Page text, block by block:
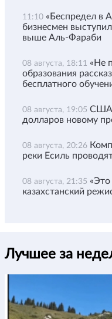
11:10 «Беспредел в
бизнесмен
выше Аль-Фараби
08 августа, 18:11 «Не
образования
бесплатного
08 августа, 19:05 США
долларов новому
08 августа, 20:26
реки Есиль
08 августа, 21:35 «Это
казахстанский
Лучшее за